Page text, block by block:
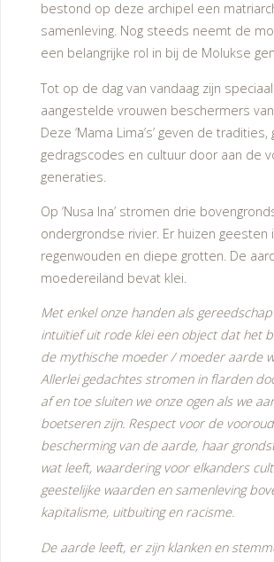
bestond op deze archipel een
samenleving. Nog steeds neemt de
een belangrijke rol in bij de Molukse
Tot op de dag van vandaag zijn
aangestelde vrouwen beschermers
Deze ‘Mama Lima’s’ geven de
gedragscodes en cultuur door aan de
generaties.
Op ‘Nusa Ina’ stromen drie
ondergrondse rivier. Er huizen geesten
regenwouden en diepe grotten. De
moedereiland bevat klei.
Met enkel onze handen als
intuïtief uit rode klei een object dat het
de mythische moeder / moeder aarde
Allerlei gedachtes stromen in flarden
af en toe sluiten we onze ogen als we
boetseren zijn. Respect voor de
bescherming van de aarde, haar
wat leeft, waardering voor elkanders
geestelijke waarden en samenleving
kapitalisme, uitbuiting en racisme.
De aarde leeft, er zijn klanken en